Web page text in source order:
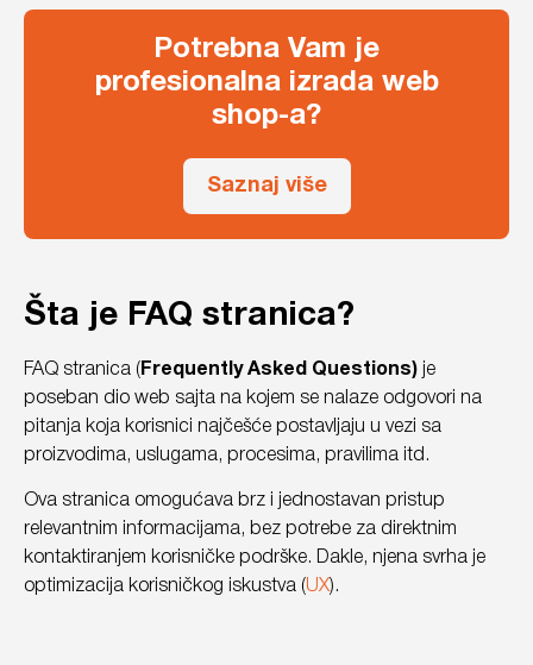
Potrebna Vam je
profesionalna izrada web
shop-a?
Saznaj više
Šta je FAQ stranica?
FAQ stranica ( Frequently Asked Questions) je
poseban dio web sajta na kojem se nalaze odgovori na
pitanja koja korisnici najčešće postavljaju u vezi sa
proizvodima, uslugama, procesima, pravilima itd.
Ova stranica omogućava brz i jednostavan pristup
relevantnim informacijama, bez potrebe za direktnim
kontaktiranjem korisničke podrške. Dakle, njena svrha je
optimizacija korisničkog iskustva (UX).